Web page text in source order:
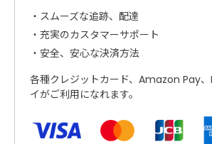
スムーズな追跡、配達
充実のカスタマーサポート
安全、安心な決済方法
各種クレジットカード、Amazon Pay
イがご利用になれます。